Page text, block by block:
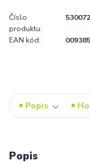
Číslo
produktu:
530072
EAN kód:
Popis
Popis